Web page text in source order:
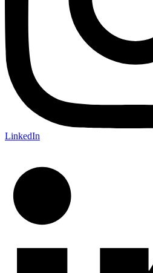
LinkedIn